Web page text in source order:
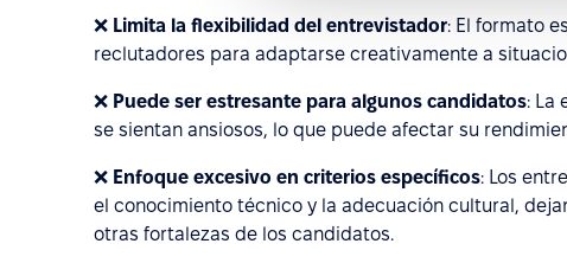
❌ Limita la flexibilidad del entrevistador: El formato
reclutadores para adaptarse creativamente a
❌ Puede ser estresante para algunos candidatos: La
se sientan ansiosos, lo que puede afectar su
❌ Enfoque excesivo en criterios específicos: Los
el conocimiento técnico y la adecuación cultural,
otras fortalezas de los candidatos.